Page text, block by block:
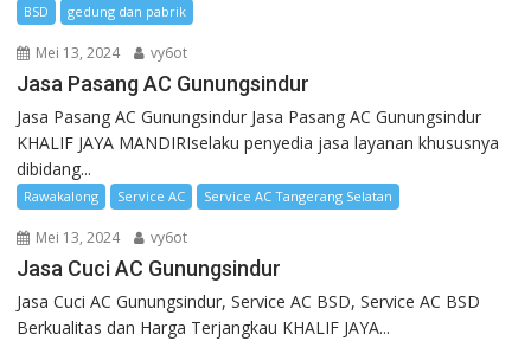
BSD gedung dan pabrik
Mei 13, 2024 vy6ot
Jasa Pasang AC Gunungsindur
Jasa Pasang AC Gunungsindur Jasa Pasang AC Gunungsindur
KHALIF JAYA MANDIRIselaku penyedia jasa layanan khususnya
dibidang...
Rawakalong Service AC Service AC Tangerang Selatan
Mei 13, 2024 vy6ot
Jasa Cuci AC Gunungsindur
Jasa Cuci AC Gunungsindur, Service AC BSD, Service AC BSD
Berkualitas dan Harga Terjangkau KHALIF JAYA...